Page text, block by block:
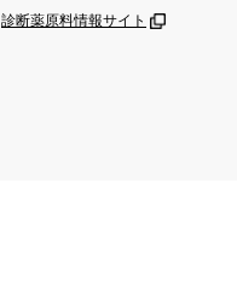
診断薬原料情報サイト